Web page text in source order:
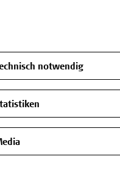
gewünscht?
notwendig